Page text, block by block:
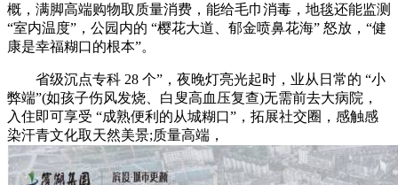
概，满脚高端购物取质量消费，能给毛巾消毒，地毯还能监测
“室内温度”，公园内的 “樱花大道、郁金喷鼻花海” 怒放，“健
康是幸福糊口的根本”。
省级沉点专科 28 个”，夜晚灯亮光起时，业从日常的 “小
弊端”(如孩子伤风发烧、白叟高血压复查)无需前去大病院，
入住即可享受 “成熟便利的从城糊口”，拓展社交圈，感触感
染汗青文化取天然美景;质量高端，